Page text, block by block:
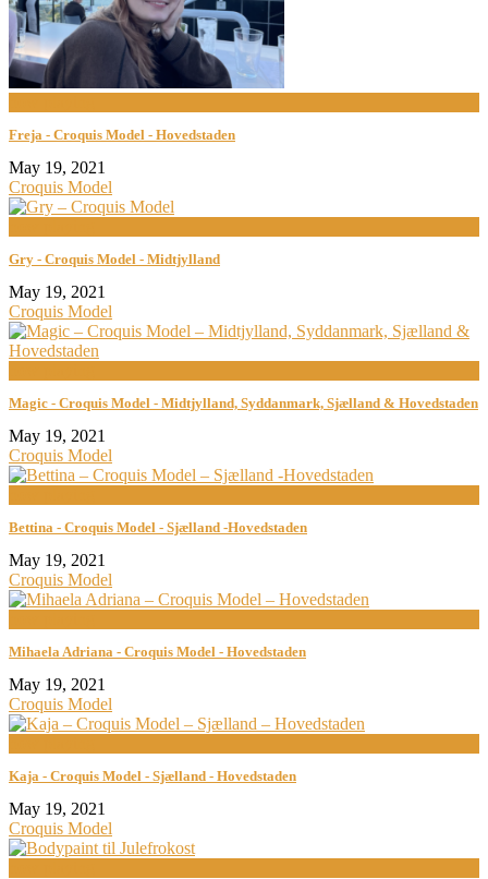
Freja - Croquis Model - Hovedstaden
May 19, 2021
Croquis Model
Gry - Croquis Model - Midtjylland
May 19, 2021
Croquis Model
Magic - Croquis Model - Midtjylland, Syddanmark, Sjælland & Hovedstaden
May 19, 2021
Croquis Model
Bettina - Croquis Model - Sjælland -Hovedstaden
May 19, 2021
Croquis Model
Mihaela Adriana - Croquis Model - Hovedstaden
May 19, 2021
Croquis Model
Kaja - Croquis Model - Sjælland - Hovedstaden
May 19, 2021
Croquis Model